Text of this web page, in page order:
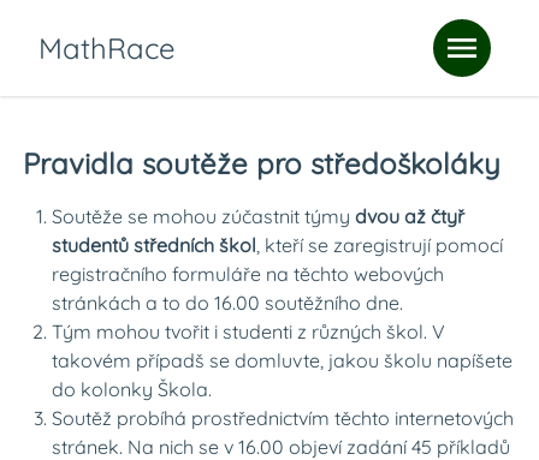
MathRace
Pravidla soutěže pro středoškoláky
Soutěže se mohou zúčastnit týmy dvou až čtyř
studentů středních škol, kteří se zaregistrují pomocí
registračního formuláře na těchto webových
stránkách a to do 16.00 soutěžního dne.
Tým mohou tvořit i studenti z různých škol. V
takovém případš se domluvte, jakou školu napíšete
do kolonky Škola.
Soutěž probíhá prostřednictvím těchto internetových
stránek. Na nich se v 16.00 objeví zadání 45 příkladů